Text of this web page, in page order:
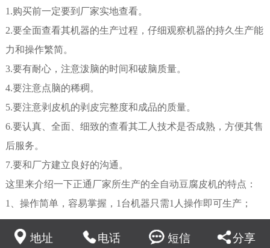
1.购买前一定要到厂家实地查看。
2.要全面查看其机器的生产过程，仔细观察机器的持久生产能
力和操作繁简。
3.要有耐心，注意泼脑的时间和破脑质量。
4.要注意点脑的稀稠。
5.要注意剥皮机的剥皮完整度和成品的质量。
6.要认真、全面、细致的查看其工人技术是否成熟，方便其售
后服务。
7.要和厂方建立良好的沟通。
这里来介绍一下正通厂家所生产的全自动豆腐皮机的特点：
1、操作简单，容易掌握，1台机器只需1人操作即可生产；
2、生产速度快、效率高，时产可达150斤左右；
3、自动生产，成张性好、做出来的豆腐皮不破不碎；
地址 电话 短信 分享